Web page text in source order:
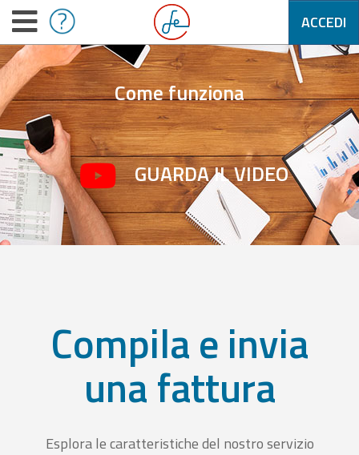
ACCEDI
Come funziona
GUARDA IL VIDEO
Compila e invia
una fattura
Esplora le caratteristiche del nostro servizio